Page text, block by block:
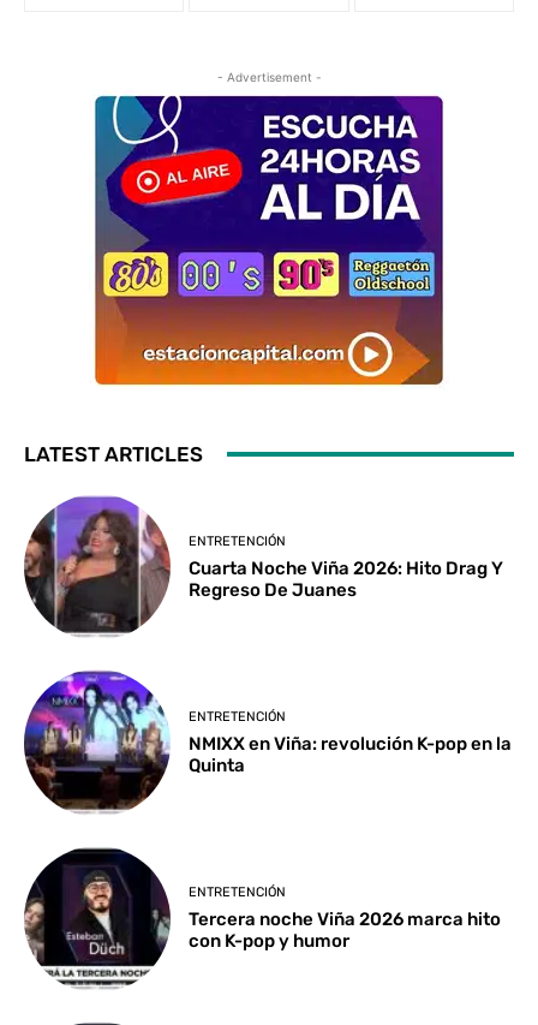
- Advertisement -
LATEST ARTICLES
ENTRETENCIÓN
Cuarta Noche Viña 2026: Hito Drag Y
Regreso De Juanes
ENTRETENCIÓN
NMIXX en Viña: revolución K-pop en la
Quinta
ENTRETENCIÓN
Tercera noche Viña 2026 marca hito
con K-pop y humor